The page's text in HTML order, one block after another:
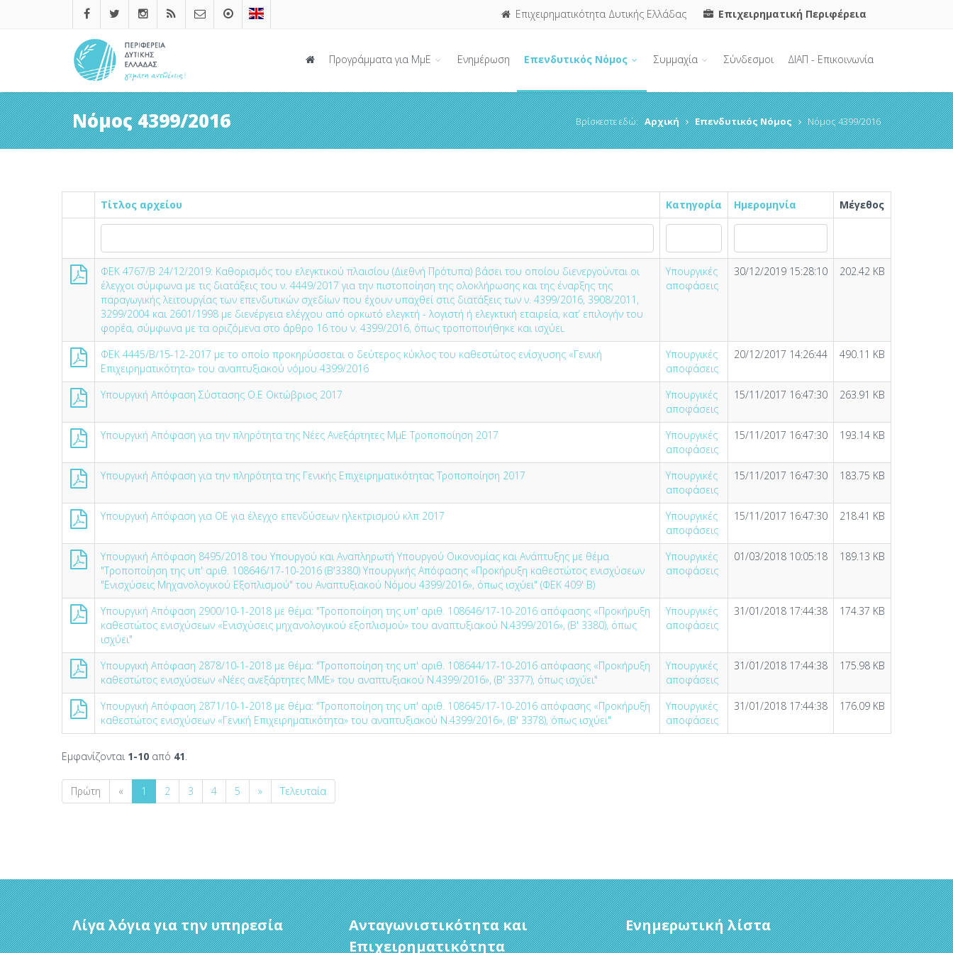
Επιχειρηματικότητα Δυτικής Ελλάδας Επιχειρηματική Περιφέρεια
Προγράμματα για ΜμΕ Ενημέρωση Επενδυτικός Νόμος Συμμαχία Σύνδεσμοι ΔΙΑΠ - Επικοινωνία
Νόμος 4399/2016 Βρίσκεστε εδώ: Αρχική Επενδυτικός Νόμος Νόμος 4399/2016
Τίτλος αρχείου Κατηγορία Ημερομηνία Μέγεθος
ΦΕΚ 4767/Β 24/12/2019: Kαθορισμός του ελεγκτικού πλαισίου (Διεθνή Πρότυπα) βάσει του οποίου διενεργούνται οι
έλεγχοι σύμφωνα με τις διατάξεις του ν. 4449/2017 για την πιστοποίηση της ολοκλήρωσης και της έναρξης της
παραγωγικής λειτουργίας των επενδυτικών σχεδίων που έχουν υπαχθεί στις διατάξεις των ν. 4399/2016, 3908/2011,
3299/2004 και 2601/1998 με διενέργεια ελέγχου από ορκωτό ελεγκτή - λογιστή ή ελεγκτική εταιρεία, κατ’ επιλογήν του
φορέα, σύμφωνα με τα οριζόμενα στο άρθρο 16 του ν. 4399/2016, όπως τροποποιήθηκε και ισχύει.
Υπουργικές
αποφάσεις
30/12/2019 15:28:10 202.42 KB
ΦΕΚ 4445/Β/15-12-2017 με το οποίο προκηρύσσεται ο δεύτερος κύκλος του καθεστώτος ενίσχυσης «Γενική
Επιχειρηματικότητα» του αναπτυξιακού νόμου 4399/2016
Υπουργικές
αποφάσεις
20/12/2017 14:26:44 490.11 KB
Υπουργική Απόφαση Σύστασης Ο.Ε Οκτώβριος 2017
Υπουργικές
αποφάσεις
15/11/2017 16:47:30 263.91 KB
Υπουργική Απόφαση για την πληρότητα της Νέες Ανεξάρτητες ΜμΕ Τροποποίηση 2017
Υπουργικές
αποφάσεις
15/11/2017 16:47:30 193.14 KB
Υπουργική Απόφαση για την πληρότητα της Γενικής Επιχειρηματικότητας Τροποποίηση 2017
Υπουργικές
αποφάσεις
15/11/2017 16:47:30 183.75 KB
Υπουργική Απόφαση για ΟΕ για έλεγχο επενδύσεων ηλεκτρισμού κλπ 2017
Υπουργικές
αποφάσεις
15/11/2017 16:47:30 218.41 KB
Υπουργική Απόφαση 8495/2018 του Υπουργού και Αναπληρωτή Υπουργού Οικονομίας και Ανάπτυξης με θέμα
"Τροποποίηση της υπ' αριθ. 108646/17-10-2016 (Β'3380) Υπουργικής Απόφασης «Προκήρυξη καθεστώτος ενισχύσεων
"Ενισχύσεις Μηχανολογικού Εξοπλισμού" του Αναπτυξιακού Νόμου 4399/2016», όπως ισχύει" (ΦΕΚ 409' Β)
Υπουργικές
αποφάσεις
01/03/2018 10:05:18 189.13 KB
Υπουργική Απόφαση 2900/10-1-2018 με θέμα: "Τροποποίηση της υπ' αριθ. 108646/17-10-2016 απόφασης «Προκήρυξη
καθεστώτος ενισχύσεων «Ενισχύσεις μηχανολογικού εξοπλισμού» του αναπτυξιακού Ν.4399/2016», (Β' 3380), όπως
ισχύει"
Υπουργικές
αποφάσεις
31/01/2018 17:44:38 174.37 KB
Υπουργική Απόφαση 2878/10-1-2018 με θέμα: "Τροποποίηση της υπ' αριθ. 108644/17-10-2016 απόφασης «Προκήρυξη
καθεστώτος ενισχύσεων «Νέες ανεξάρτητες ΜΜΕ» του αναπτυξιακού Ν.4399/2016», (Β' 3377), όπως ισχύει"
Υπουργικές
αποφάσεις
31/01/2018 17:44:38 175.98 KB
Υπουργική Απόφαση 2871/10-1-2018 με θέμα: "Τροποποίηση της υπ' αριθ. 108645/17-10-2016 απόφασης «Προκήρυξη
καθεστώτος ενισχύσεων «Γενική Επιχειρηματικότητα» του αναπτυξιακού Ν.4399/2016», (Β' 3378), όπως ισχύει"
Υπουργικές
αποφάσεις
31/01/2018 17:44:38 176.09 KB
Εμφανίζονται 1-10 από 41.
Πρώτη « 1 2 3 4 5 » Τελευταία
Λίγα λόγια για την υπηρεσία
Ανταγωνιστικότητα και
Επιχειρηματικότητα
Ενημερωτική λίστα